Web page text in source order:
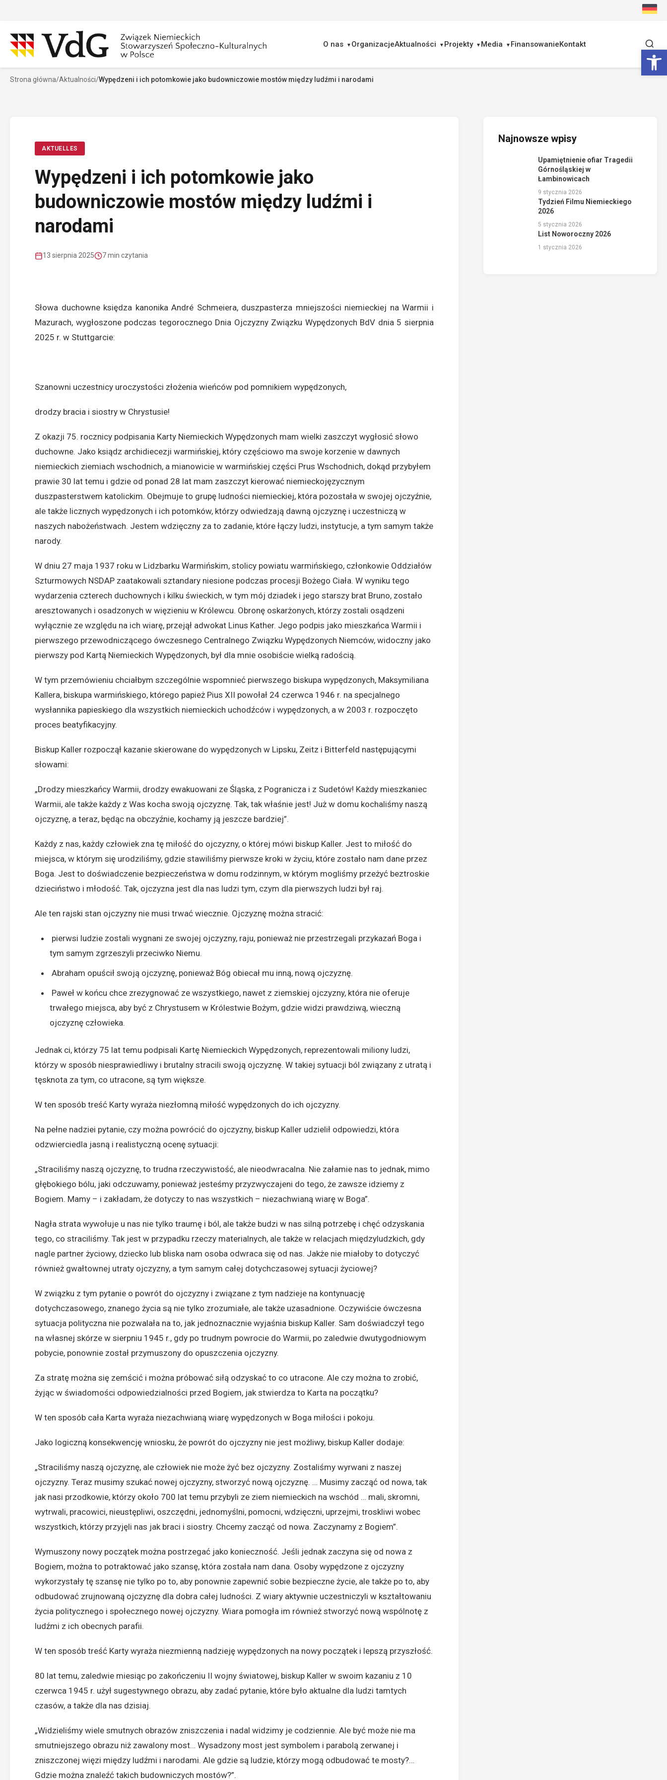
O nas OrganizacjeAktualności Projekty Media FinansowanieKontakt
Szukaj
Strona główna/Aktualności/Wypędzeni i ich potomkowie jako budowniczowie mostów między ludźmi i narodami
AKTUELLES
Wypędzeni i ich potomkowie jako
budowniczowie mostów między ludźmi i
narodami
13 sierpnia 2025 7 min czytania
Słowa duchowne księdza kanonika André Schmeiera, duszpasterza mniejszości niemieckiej na Warmii i
Mazurach, wygłoszone podczas tegorocznego Dnia Ojczyzny Związku Wypędzonych BdV dnia 5 sierpnia
2025 r. w Stuttgarcie:
Szanowni uczestnicy uroczystości złożenia wieńców pod pomnikiem wypędzonych,
drodzy bracia i siostry w Chrystusie!
Z okazji 75. rocznicy podpisania Karty Niemieckich Wypędzonych mam wielki zaszczyt wygłosić słowo
duchowne. Jako ksiądz archidiecezji warmińskiej, który częściowo ma swoje korzenie w dawnych
niemieckich ziemiach wschodnich, a mianowicie w warmińskiej części Prus Wschodnich, dokąd przybyłem
prawie 30 lat temu i gdzie od ponad 28 lat mam zaszczyt kierować niemieckojęzycznym
duszpasterstwem katolickim. Obejmuje to grupę ludności niemieckiej, która pozostała w swojej ojczyźnie,
ale także licznych wypędzonych i ich potomków, którzy odwiedzają dawną ojczyznę i uczestniczą w
naszych nabożeństwach. Jestem wdzięczny za to zadanie, które łączy ludzi, instytucje, a tym samym także
narody.
W dniu 27 maja 1937 roku w Lidzbarku Warmińskim, stolicy powiatu warmińskiego, członkowie Oddziałów
Szturmowych NSDAP zaatakowali sztandary niesione podczas procesji Bożego Ciała. W wyniku tego
wydarzenia czterech duchownych i kilku świeckich, w tym mój dziadek i jego starszy brat Bruno, zostało
aresztowanych i osadzonych w więzieniu w Królewcu. Obronę oskarżonych, którzy zostali osądzeni
wyłącznie ze względu na ich wiarę, przejął adwokat Linus Kather. Jego podpis jako mieszkańca Warmii i
pierwszego przewodniczącego ówczesnego Centralnego Związku Wypędzonych Niemców, widoczny jako
pierwszy pod Kartą Niemieckich Wypędzonych, był dla mnie osobiście wielką radością.
W tym przemówieniu chciałbym szczególnie wspomnieć pierwszego biskupa wypędzonych, Maksymiliana
Kallera, biskupa warmińskiego, którego papież Pius XII powołał 24 czerwca 1946 r. na specjalnego
wysłannika papieskiego dla wszystkich niemieckich uchodźców i wypędzonych, a w 2003 r. rozpoczęto
proces beatyfikacyjny.
Biskup Kaller rozpoczął kazanie skierowane do wypędzonych w Lipsku, Zeitz i Bitterfeld następującymi
słowami:
„Drodzy mieszkańcy Warmii, drodzy ewakuowani ze Śląska, z Pogranicza i z Sudetów! Każdy mieszkaniec
Warmii, ale także każdy z Was kocha swoją ojczyznę. Tak, tak właśnie jest! Już w domu kochaliśmy naszą
ojczyznę, a teraz, będąc na obczyźnie, kochamy ją jeszcze bardziej”.
Każdy z nas, każdy człowiek zna tę miłość do ojczyzny, o której mówi biskup Kaller. Jest to miłość do
miejsca, w którym się urodziliśmy, gdzie stawiliśmy pierwsze kroki w życiu, które zostało nam dane przez
Boga. Jest to doświadczenie bezpieczeństwa w domu rodzinnym, w którym mogliśmy przeżyć beztroskie
dzieciństwo i młodość. Tak, ojczyzna jest dla nas ludzi tym, czym dla pierwszych ludzi był raj.
Ale ten rajski stan ojczyzny nie musi trwać wiecznie. Ojczyznę można stracić:
pierwsi ludzie zostali wygnani ze swojej ojczyzny, raju, ponieważ nie przestrzegali przykazań Boga i
tym samym zgrzeszyli przeciwko Niemu.
Abraham opuścił swoją ojczyznę, ponieważ Bóg obiecał mu inną, nową ojczyznę.
Paweł w końcu chce zrezygnować ze wszystkiego, nawet z ziemskiej ojczyzny, która nie oferuje
trwałego miejsca, aby być z Chrystusem w Królestwie Bożym, gdzie widzi prawdziwą, wieczną
ojczyznę człowieka.
Jednak ci, którzy 75 lat temu podpisali Kartę Niemieckich Wypędzonych, reprezentowali miliony ludzi,
którzy w sposób niesprawiedliwy i brutalny stracili swoją ojczyznę. W takiej sytuacji ból związany z utratą i
tęsknota za tym, co utracone, są tym większe.
W ten sposób treść Karty wyraża niezłomną miłość wypędzonych do ich ojczyzny.
Na pełne nadziei pytanie, czy można powrócić do ojczyzny, biskup Kaller udzielił odpowiedzi, która
odzwierciedla jasną i realistyczną ocenę sytuacji:
„Straciliśmy naszą ojczyznę, to trudna rzeczywistość, ale nieodwracalna. Nie załamie nas to jednak, mimo
głębokiego bólu, jaki odczuwamy, ponieważ jesteśmy przyzwyczajeni do tego, że zawsze idziemy z
Bogiem. Mamy – i zakładam, że dotyczy to nas wszystkich – niezachwianą wiarę w Boga”.
Nagła strata wywołuje u nas nie tylko traumę i ból, ale także budzi w nas silną potrzebę i chęć odzyskania
tego, co straciliśmy. Tak jest w przypadku rzeczy materialnych, ale także w relacjach międzyludzkich, gdy
nagle partner życiowy, dziecko lub bliska nam osoba odwraca się od nas. Jakże nie miałoby to dotyczyć
również gwałtownej utraty ojczyzny, a tym samym całej dotychczasowej sytuacji życiowej?
W związku z tym pytanie o powrót do ojczyzny i związane z tym nadzieje na kontynuację
dotychczasowego, znanego życia są nie tylko zrozumiałe, ale także uzasadnione. Oczywiście ówczesna
sytuacja polityczna nie pozwalała na to, jak jednoznacznie wyjaśnia biskup Kaller. Sam doświadczył tego
na własnej skórze w sierpniu 1945 r., gdy po trudnym powrocie do Warmii, po zaledwie dwutygodniowym
pobycie, ponownie został przymuszony do opuszczenia ojczyzny.
Za stratę można się zemścić i można próbować siłą odzyskać to co utracone. Ale czy można to zrobić,
żyjąc w świadomości odpowiedzialności przed Bogiem, jak stwierdza to Karta na początku?
W ten sposób cała Karta wyraża niezachwianą wiarę wypędzonych w Boga miłości i pokoju.
Jako logiczną konsekwencję wniosku, że powrót do ojczyzny nie jest możliwy, biskup Kaller dodaje:
„Straciliśmy naszą ojczyznę, ale człowiek nie może żyć bez ojczyzny. Zostaliśmy wyrwani z naszej
ojczyzny. Teraz musimy szukać nowej ojczyzny, stworzyć nową ojczyznę. … Musimy zacząć od nowa, tak
jak nasi przodkowie, którzy około 700 lat temu przybyli ze ziem niemieckich na wschód … mali, skromni,
wytrwali, pracowici, nieustępliwi, oszczędni, jednomyślni, pomocni, wdzięczni, uprzejmi, troskliwi wobec
wszystkich, którzy przyjęli nas jak braci i siostry. Chcemy zacząć od nowa. Zaczynamy z Bogiem”.
Wymuszony nowy początek można postrzegać jako konieczność. Jeśli jednak zaczyna się od nowa z
Bogiem, można to potraktować jako szansę, która została nam dana. Osoby wypędzone z ojczyzny
wykorzystały tę szansę nie tylko po to, aby ponownie zapewnić sobie bezpieczne życie, ale także po to, aby
odbudować zrujnowaną ojczyznę dla dobra całej ludności. Z wiary aktywnie uczestniczyli w kształtowaniu
życia politycznego i społecznego nowej ojczyzny. Wiara pomogła im również stworzyć nową wspólnotę z
ludźmi z ich obecnych parafii.
W ten sposób treść Karty wyraża niezmienną nadzieję wypędzonych na nowy początek i lepszą przyszłość.
80 lat temu, zaledwie miesiąc po zakończeniu II wojny światowej, biskup Kaller w swoim kazaniu z 10
czerwca 1945 r. użył sugestywnego obrazu, aby zadać pytanie, które było aktualne dla ludzi tamtych
czasów, a także dla nas dzisiaj.
„Widzieliśmy wiele smutnych obrazów zniszczenia i nadal widzimy je codziennie. Ale być może nie ma
smutniejszego obrazu niż zawalony most… Wysadzony most jest symbolem i parabolą zerwanej i
zniszczonej więzi między ludźmi i narodami. Ale gdzie są ludzie, którzy mogą odbudować te mosty?…
Gdzie można znaleźć takich budowniczych mostów?”.
Najnowsze wpisy
Upamiętnienie ofiar Tragedii
Górnośląskiej w
Łambinowicach
9 stycznia 2026
Tydzień Filmu Niemieckiego
2026
5 stycznia 2026
List Noworoczny 2026
1 stycznia 2026